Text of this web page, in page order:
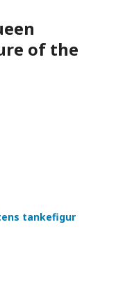
of the
tankefigur